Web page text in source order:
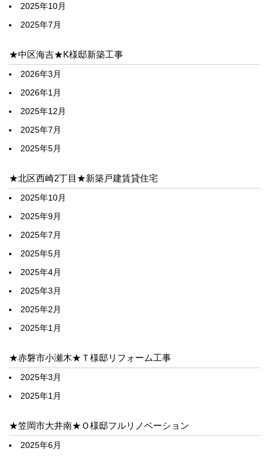
2025年10月
2025年7月
★中区海吉★K様邸新築工事
2026年3月
2026年1月
2025年12月
2025年7月
2025年5月
★北区西崎2丁目★新築戸建賃貸住宅
2025年10月
2025年9月
2025年7月
2025年5月
2025年4月
2025年3月
2025年2月
2025年1月
★赤磐市小瀬木★Ｔ様邸リフォーム工事
2025年3月
2025年1月
★笠岡市大井南★Ｏ様邸フルリノベーション
2025年6月